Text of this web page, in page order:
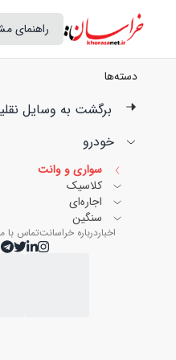
راهنمای
دسته‌ها
برگشت به وسایل
خودرو
سواری و وانت
کلاسیک
اجاره‌ای
سنگین
اخباردرباره خراسانتتماس با